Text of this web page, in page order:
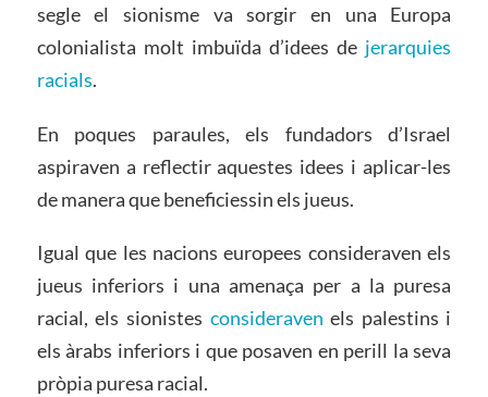
segle el sionisme va sorgir en una Europa
colonialista molt imbuïda d’idees de jerarquies
racials.
En poques paraules, els fundadors d’Israel
aspiraven a reflectir aquestes idees i aplicar-les
de manera que beneficiessin els jueus.
Igual que les nacions europees consideraven els
jueus inferiors i una amenaça per a la puresa
racial, els sionistes consideraven els palestins i
els àrabs inferiors i que posaven en perill la seva
pròpia puresa racial.